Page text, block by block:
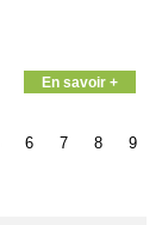
En savoir +
6 7 8
9